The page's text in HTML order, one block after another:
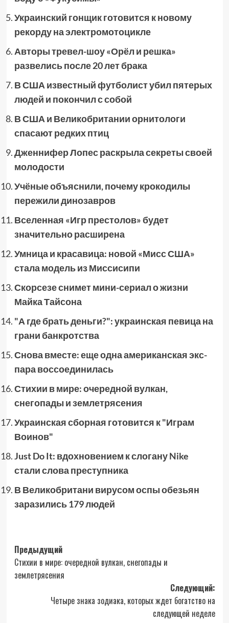
Украинский гонщик готовится к новому
рекорду на электромотоцикле
Авторы тревел-шоу «Орёл и решка»
развелись после 20 лет брака
В США известный футболист убил пятерых
людей и покончил с собой
В США и Великобритании орнитологи
спасают редких птиц
Дженнифер Лопес раскрыла секреты своей
молодости
Учёные объяснили, почему крокодилы
пережили динозавров
Вселенная «Игр престолов» будет
значительно расширена
Умница и красавица: новой «Мисс США»
стала модель из Миссисипи
Скорсезе снимет мини-сериал о жизни
Майка Тайсона
"А где брать деньги?": украинская певица на
грани банкротства
Снова вместе: еще одна американская экс-
пара воссоединилась
Стихии в мире: очередной вулкан,
снегопады и землетрясения
Украинская сборная готовится к "Играм
Воинов"
Just Do It: вдохновением к слогану Nike
стали слова преступника
В Великобритани вирусом оспы обезьян
заразились 179 людей
Навигация
записи
Предыдущий
Стихии в мире: очередной вулкан, снегопады и
землетрясения
Следующий:
Четыре знака зодиака, которых ждет богатство на
следующей неделе